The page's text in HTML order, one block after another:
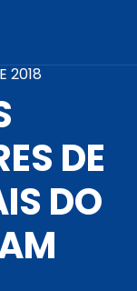
2018
DE
DO